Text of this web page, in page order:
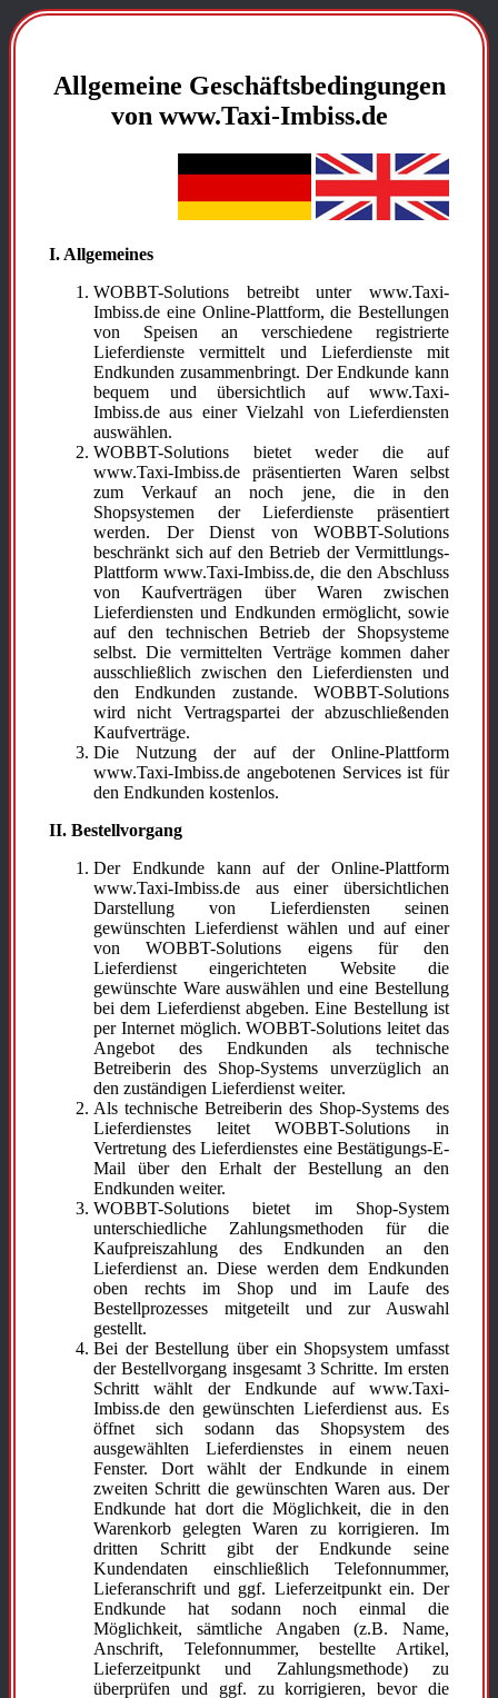
Allgemeine Geschäftsbedingungen
von www.Taxi-Imbiss.de
I. Allgemeines
WOBBT-Solutions betreibt unter www.Taxi-
Imbiss.de eine Online-Plattform, die Bestellungen
von Speisen an verschiedene registrierte
Lieferdienste vermittelt und Lieferdienste mit
Endkunden zusammenbringt. Der Endkunde kann
bequem und übersichtlich auf www.Taxi-
Imbiss.de aus einer Vielzahl von Lieferdiensten
auswählen.
WOBBT-Solutions bietet weder die auf
www.Taxi-Imbiss.de präsentierten Waren selbst
zum Verkauf an noch jene, die in den
Shopsystemen der Lieferdienste präsentiert
werden. Der Dienst von WOBBT-Solutions
beschränkt sich auf den Betrieb der Vermittlungs-
Plattform www.Taxi-Imbiss.de, die den Abschluss
von Kaufverträgen über Waren zwischen
Lieferdiensten und Endkunden ermöglicht, sowie
auf den technischen Betrieb der Shopsysteme
selbst. Die vermittelten Verträge kommen daher
ausschließlich zwischen den Lieferdiensten und
den Endkunden zustande. WOBBT-Solutions
wird nicht Vertragspartei der abzuschließenden
Kaufverträge.
Die Nutzung der auf der Online-Plattform
www.Taxi-Imbiss.de angebotenen Services ist für
den Endkunden kostenlos.
II. Bestellvorgang
Der Endkunde kann auf der Online-Plattform
www.Taxi-Imbiss.de aus einer übersichtlichen
Darstellung von Lieferdiensten seinen
gewünschten Lieferdienst wählen und auf einer
von WOBBT-Solutions eigens für den
Lieferdienst eingerichteten Website die
gewünschte Ware auswählen und eine Bestellung
bei dem Lieferdienst abgeben. Eine Bestellung ist
per Internet möglich. WOBBT-Solutions leitet das
Angebot des Endkunden als technische
Betreiberin des Shop-Systems unverzüglich an
den zuständigen Lieferdienst weiter.
Als technische Betreiberin des Shop-Systems des
Lieferdienstes leitet WOBBT-Solutions in
Vertretung des Lieferdienstes eine Bestätigungs-E-
Mail über den Erhalt der Bestellung an den
Endkunden weiter.
WOBBT-Solutions bietet im Shop-System
unterschiedliche Zahlungsmethoden für die
Kaufpreiszahlung des Endkunden an den
Lieferdienst an. Diese werden dem Endkunden
oben rechts im Shop und im Laufe des
Bestellprozesses mitgeteilt und zur Auswahl
gestellt.
Bei der Bestellung über ein Shopsystem umfasst
der Bestellvorgang insgesamt 3 Schritte. Im ersten
Schritt wählt der Endkunde auf www.Taxi-
Imbiss.de den gewünschten Lieferdienst aus. Es
öffnet sich sodann das Shopsystem des
ausgewählten Lieferdienstes in einem neuen
Fenster. Dort wählt der Endkunde in einem
zweiten Schritt die gewünschten Waren aus. Der
Endkunde hat dort die Möglichkeit, die in den
Warenkorb gelegten Waren zu korrigieren. Im
dritten Schritt gibt der Endkunde seine
Kundendaten einschließlich Telefonnummer,
Lieferanschrift und ggf. Lieferzeitpunkt ein. Der
Endkunde hat sodann noch einmal die
Möglichkeit, sämtliche Angaben (z.B. Name,
Anschrift, Telefonnummer, bestellte Artikel,
Lieferzeitpunkt und Zahlungsmethode) zu
überprüfen und ggf. zu korrigieren, bevor die